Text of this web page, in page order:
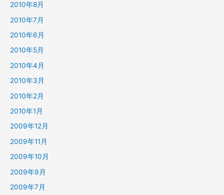
2010年8月
2010年7月
2010年6月
2010年5月
2010年4月
2010年3月
2010年2月
2010年1月
2009年12月
2009年11月
2009年10月
2009年9月
2009年7月